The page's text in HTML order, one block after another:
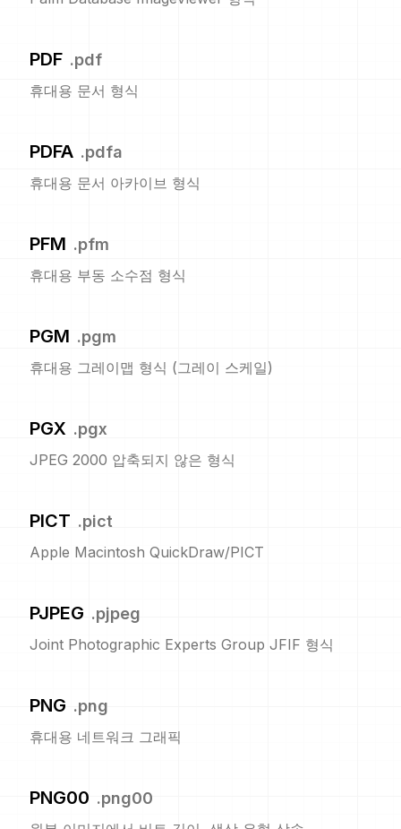
PDF .pdf
휴대용 문서 형식
PDFA .pdfa
휴대용 문서 아카이브 형식
PFM .pfm
휴대용 부동 소수점 형식
PGM .pgm
휴대용 그레이맵 형식 (그레이 스케일)
PGX .pgx
JPEG 2000 압축되지 않은 형식
PICT .pict
Apple Macintosh QuickDraw/PICT
PJPEG .pjpeg
Joint Photographic Experts Group JFIF 형식
PNG .png
휴대용 네트워크 그래픽
PNG00 .png00